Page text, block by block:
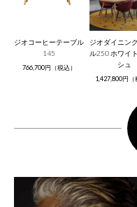
ジオコーヒーテーブル
145
766,700円（税込）
ジオダイニン
ル250 ホワイ
シュ
1,427,800円（